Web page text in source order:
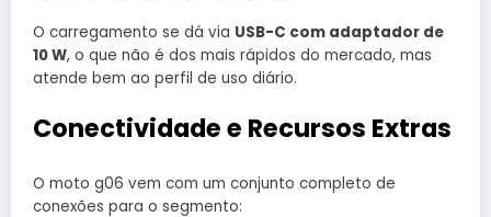
O carregamento se dá via USB-C com adaptador de
10 W, o que não é dos mais rápidos do mercado, mas
atende bem ao perfil de uso diário.
Conectividade e Recursos Extras
O moto g06 vem com um conjunto completo de
conexões para o segmento: